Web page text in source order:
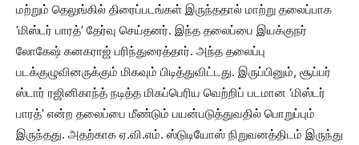
மற்றும் தெலுங்கில் திரைப்படங்கள் இருந்ததால் மாற்று தலைப்பாக
‘மிஸ்டர் பாரத்‘ தேர்வு செய்தனர். இந்த தலைப்பை இயக்குநர்
லோகேஷ் கனகராஜ் பரிந்துரைத்தார். அந்த தலைப்பு
படக்குழுவினருக்கும் மிகவும் பிடித்துவிட்டது. இருப்பினும், சூப்பர்
ஸ்டார் ரஜினிகாந்த் நடித்த மிகப்பெரிய வெற்றிப் படமான ‘மிஸ்டர்
பாரத்’ என்ற தலைப்பை மீண்டும் பயன்படுத்துவதில் பொறுப்பும்
இருந்தது. அதற்காக ஏ.வி.எம். ஸ்டுடியோஸ் நிறுவனத்திடம் இருந்து